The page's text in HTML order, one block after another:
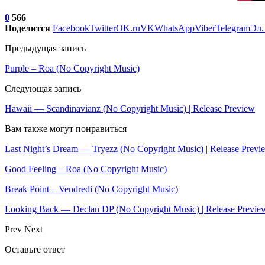
0 566
Поделится FacebookTwitterOK.ruVKWhatsAppViberTelegramЭл.
Предыдущая запись
Purple – Roa (No Copyright Music)
Следующая запись
Hawaii — Scandinavianz (No Copyright Music) | Release Preview
Вам также могут понравиться
Last Night’s Dream — Tryezz (No Copyright Music) | Release
Good Feeling – Roa (No Copyright Music)
Break Point – Vendredi (No Copyright Music)
Looking Back — Declan DP (No Copyright Music) | Release
Prev Next
Оставьте ответ